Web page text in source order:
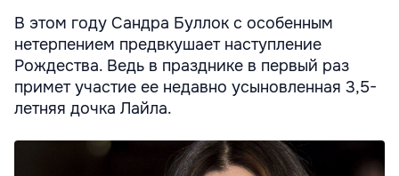
В этом году Сандра Буллок с особенным
нетерпением предвкушает наступление
Рождества. Ведь в празднике в первый раз
примет участие ее недавно усыновленная 3,5-
летняя дочка Лайла.